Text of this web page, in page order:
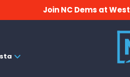
Join NC Dems at